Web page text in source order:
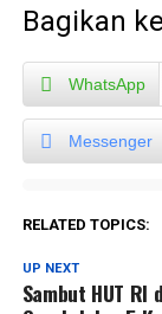
Bagikan ke
WhatsApp
Messenger
RELATED TOPICS:
UP NEXT
Sambut HUT